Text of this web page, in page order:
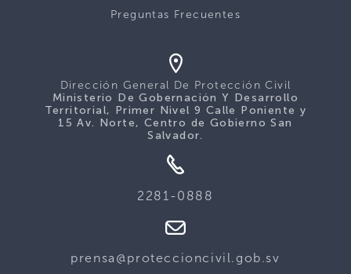
Preguntas Frecuentes
Dirección General De Protección Civil
Ministerio De Gobernación Y Desarrollo
Territorial, Primer Nivel 9 Calle Poniente y
15 Av. Norte, Centro de Gobierno San
Salvador.
2281-0888
prensa@proteccioncivil.gob.sv